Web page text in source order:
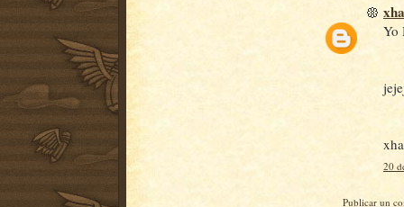
Yo
20
Publicar un